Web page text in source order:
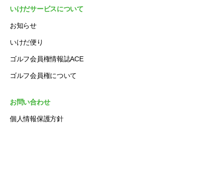
いけだサービスについて
お知らせ
いけだ便り
ゴルフ会員権情報誌ACE
ゴルフ会員権について
お問い合わせ
個人情報保護方針